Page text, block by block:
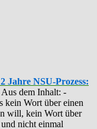
Jahre NSU-Prozess:
Aus dem Inhalt: -
kein Wort über einen
will, kein Wort über
nicht einmal